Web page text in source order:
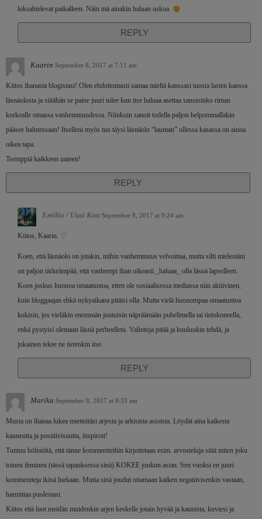
loksahtelevat paikalleen. Näin mä ainakin haluan uskoa.
REPLY
Kaarin September 8, 2017 at 7:11 am
Kiitos ihanasta blogistasi! Olen ehdottomasti samaa mieltä kanssasi tuosta lasten kanssa
läsnäolosta ja siitähän se paine juuri tulee kun itse haluaa asettaa sanoisinko riman
korkealle omassa vanhemmuudessa. Niinkuin sanoit todella paljon helpommallakin
pääsee halutessaan! Itselleni myös tuo täysi läsnäolo “lauman” ollessa kasassa on ainoa
oikea tapa.
Tsemppiä kaikkeen uuteen!
REPLY
Emilia / Uusi Kuu September 8, 2017 at 9:24 am
Kiitos, Kaarin. ♡
Koen, että läsnäolo on jotakin, mihin vanhemmuus velvoittaa, mutta silti mielestäni
on paljon tärkeämpää, että vanhempi ihan oikeasti _haluaa_ olla läsnä lapselleen.
Koen joskus huonoa omaatuntoa, etten ole sosiaalisessa mediassa niin aktiivinen,
kuin bloggaajan ehkä nykyaikana pitäisi olla. Mutta vielä huonompaa omaatuntoa
kokisin, jos vieläkin enemmän joutuisin näpräämään puhelimella tai tietokoneella,
enkä pystyisi olemaan läsnä perheelleni. Valintoja pitää ja kuuluukin tehdä, ja
jokainen tekee ne tietenkin itse.
REPLY
Marika September 8, 2017 at 8:33 am
Musta on ihanaa lukea mietteitäsi arjesta ja arkisista asioista. Löydät aina kaikesta
kauneutta ja positiivisuutta, inspiroit!
Tuntuu hölmöltä, että tänne kommentteihin kirjoitetaan esim. arvosteluja siitä miten joku
toinen ihminen (tässä tapauksessa sinä) KOKEE jonkun asian. Sen vuoksi en juuri
kommentteja ikinä luekaan. Mutta sinä joudut ottamaan kaiken negatiivisenkin vastaan,
harmittaa puolestasi.
Kiitos että luot meidän muidenkin arjen keskelle jotain hyvää ja kaunista, kuviesi ja